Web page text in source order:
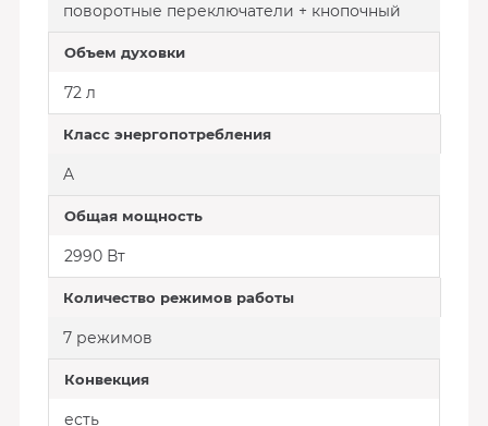
поворотные переключатели + кнопочный
Объем духовки
72 л
Класс энергопотребления
A
Общая мощность
2990 Вт
Количество режимов работы
7 режимов
Конвекция
есть